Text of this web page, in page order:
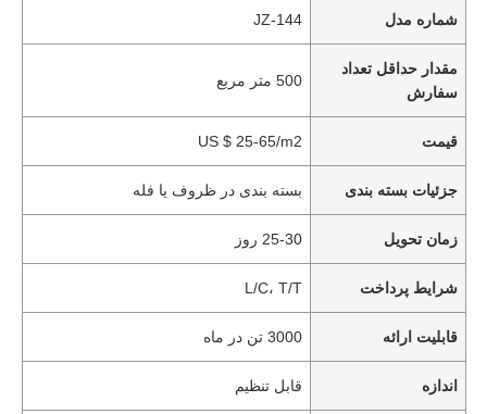
شماره مدل JZ-144
مقدار حداقل تعداد
سفارش
500 متر مربع
قیمت US $ 25-65/m2
جزئیات بسته بندی بسته بندی در ظروف یا فله
زمان تحویل 25-30 روز
شرایط پرداخت L/C، T/T
قابلیت ارائه 3000 تن در ماه
اندازه قابل تنظیم